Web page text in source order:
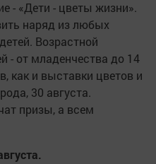
- «Дети - цветы жизни».
наряд из любых
Возрастной
- от младенчества до 14
как и выставки цветов и
30 августа.
призы, а всем